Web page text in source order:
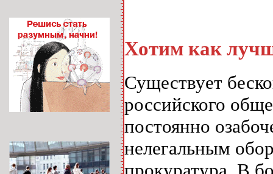
Хотим как
Существует
российского
постоянно
нелегальным